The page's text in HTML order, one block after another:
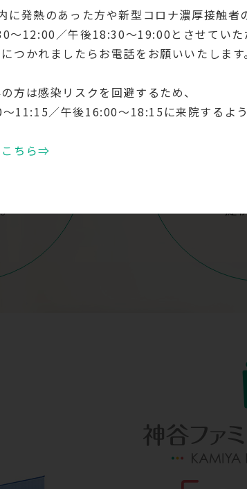
に発熱のあった方や新型コロナ濃厚接触者
～12:00／午後18:30～19:00とさせていた
につかれましたらお電話をお願いいたします
方は感染リスクを回避するため、
11:15／午後16:00～18:15に来院するよう
こちら⇒
まで、
ニック
提